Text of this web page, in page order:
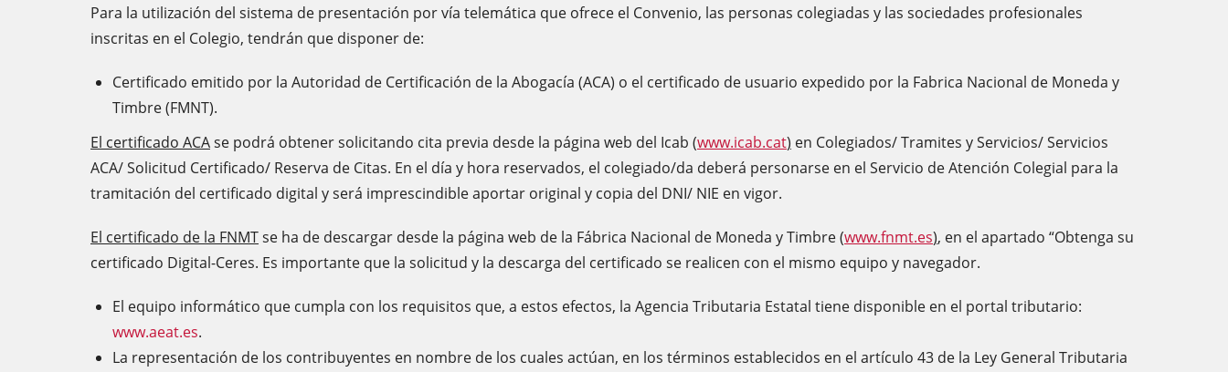
Para la utilización del sistema de presentación por vía telemática que ofrece el Convenio, las personas colegiadas y las sociedades profesionales
inscritas en el Colegio, tendrán que disponer de:
Certificado emitido por la Autoridad de Certificación de la Abogacía (ACA) o el certificado de usuario expedido por la Fabrica Nacional de Moneda y
Timbre (FMNT).
El certificado ACAse podrá obtener solicitando cita previa desde la página web del Icab (www.icab.cat) en Colegiados/ Tramites y Servicios/ Servicios
ACA/ Solicitud Certificado/ Reserva de Citas. En el día y hora reservados, el colegiado/da deberá personarse en el Servicio de Atención Colegial para la
tramitación del certificado digital y será imprescindible aportar original y copia del DNI/ NIE en vigor.
El certificado de la FNMTse ha de descargar desde la página web de la Fábrica Nacional de Moneda y Timbre(www.fnmt.es), en el apartado “Obtenga su
certificado Digital-Ceres. Es importante que la solicitud y la descarga del certificado se realicen con el mismo equipo y navegador.
El equipo informático que cumpla con los requisitos que, a estos efectos, la Agencia Tributaria Estatal tiene disponible en el portal tributario:
www.aeat.es.
La representación de los contribuyentes en nombre de los cuales actúan, en los términos establecidos en el artículo 43 de la Ley General Tributaria